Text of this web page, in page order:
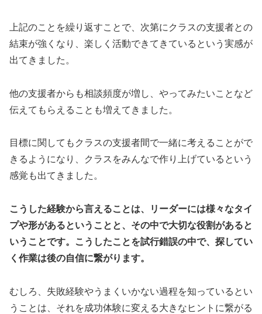
上記のことを繰り返すことで、次第にクラスの支援者との
結束が強くなり、楽しく活動できてきているという実感が
出てきました。
他の支援者からも相談頻度が増し、やってみたいことなど
伝えてもらえることも増えてきました。
目標に関してもクラスの支援者間で一緒に考えることがで
きるようになり、クラスをみんなで作り上げているという
感覚も出てきました。
こうした経験から言えることは、リーダーには様々なタイ
プや形があるということと、その中で大切な役割があると
いうことです。こうしたことを試行錯誤の中で、探してい
く作業は後の自信に繋がります。
むしろ、失敗経験やうまくいかない過程を知っているとい
うことは、それを成功体験に変える大きなヒントに繋がる